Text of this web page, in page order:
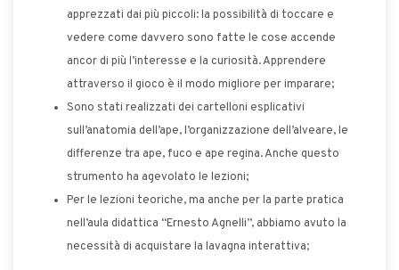
apprezzati dai più piccoli: la possibilità di toccare e
vedere come davvero sono fatte le cose accende
ancor di più l’interesse e la curiosità. Apprendere
attraverso il gioco è il modo migliore per imparare;
Sono stati realizzati dei cartelloni esplicativi
sull’anatomia dell’ape, l’organizzazione dell’alveare, le
differenze tra ape, fuco e ape regina. Anche questo
strumento ha agevolato le lezioni;
Per le lezioni teoriche, ma anche per la parte pratica
nell’aula didattica “Ernesto Agnelli”, abbiamo avuto la
necessità di acquistare la lavagna interattiva;